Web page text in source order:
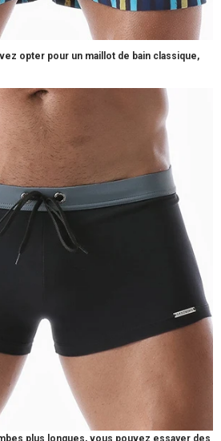
opter pour un maillot de bain classique,
plus longues, vous pouvez essayer des